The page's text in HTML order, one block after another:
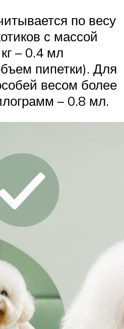
по весу
с массой
– 0.4 мл
пипетки). Для
весом более
– 0.8 мл.